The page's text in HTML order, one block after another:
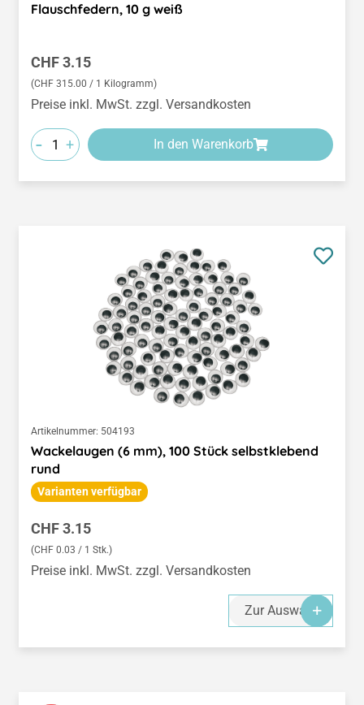
Flauschfedern, 10 g weiß
Regulärer Preis:
CHF 3.15
(CHF 315.00 / 1 Kilogramm)
Preise inkl. MwSt. zzgl. Versandkosten
- + In den Warenkorb
Artikelnummer: 504193
Wackelaugen (6 mm), 100 Stück selbstklebend
rund
Varianten verfügbar
Regulärer Preis:
CHF 3.15
(CHF 0.03 / 1 Stk.)
Preise inkl. MwSt. zzgl. Versandkosten
Zur Auswahl